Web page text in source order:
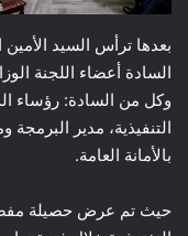
بعدها ترأس السيد الأمين
السادة أعضاء اللجنة
وكل من السادة: رؤساء
التنفيذية، مدير
بالأمانة العامة.
حيث تم عرض حصيلة